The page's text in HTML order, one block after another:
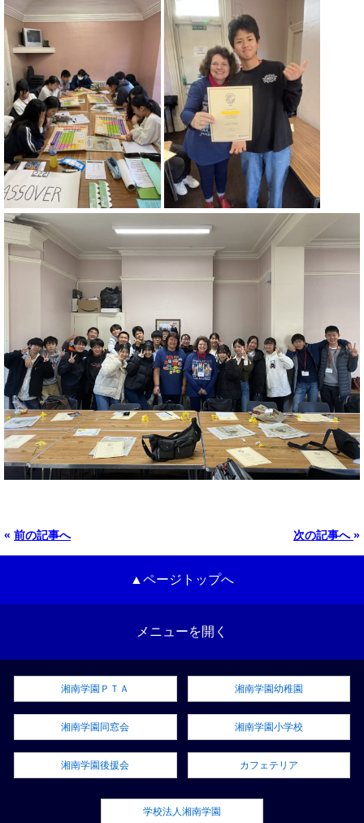
« 前の記事へ 次の記事へ »
▲ページトップへ
メニューを開く
湘南学園ＰＴＡ
湘南学園同窓会
湘南学園後援会
湘南学園幼稚園
湘南学園小学校
カフェテリア
学校法人湘南学園